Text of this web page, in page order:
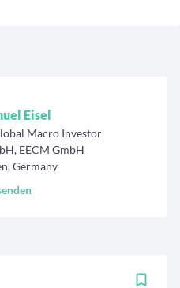
Eisel
Macro Investor
EECM GmbH
Germany